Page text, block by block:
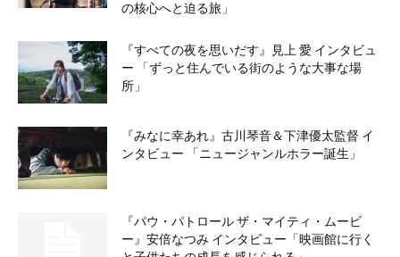
の核心へと迫る旅」
『すべての夜を思いだす』見上 愛 インタビュ
ー 「ずっと住んでいる街のような大事な場
所」
『みなに幸あれ』古川琴音＆下津優太監督 イ
ンタビュー 「ニュージャンルホラー誕生」
『パウ・パトロール ザ・マイティ・ムービ
ー』安倍なつみ インタビュー「映画館に行く